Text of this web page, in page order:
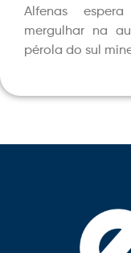
Alfenas
mergulhar na
pérola do sul